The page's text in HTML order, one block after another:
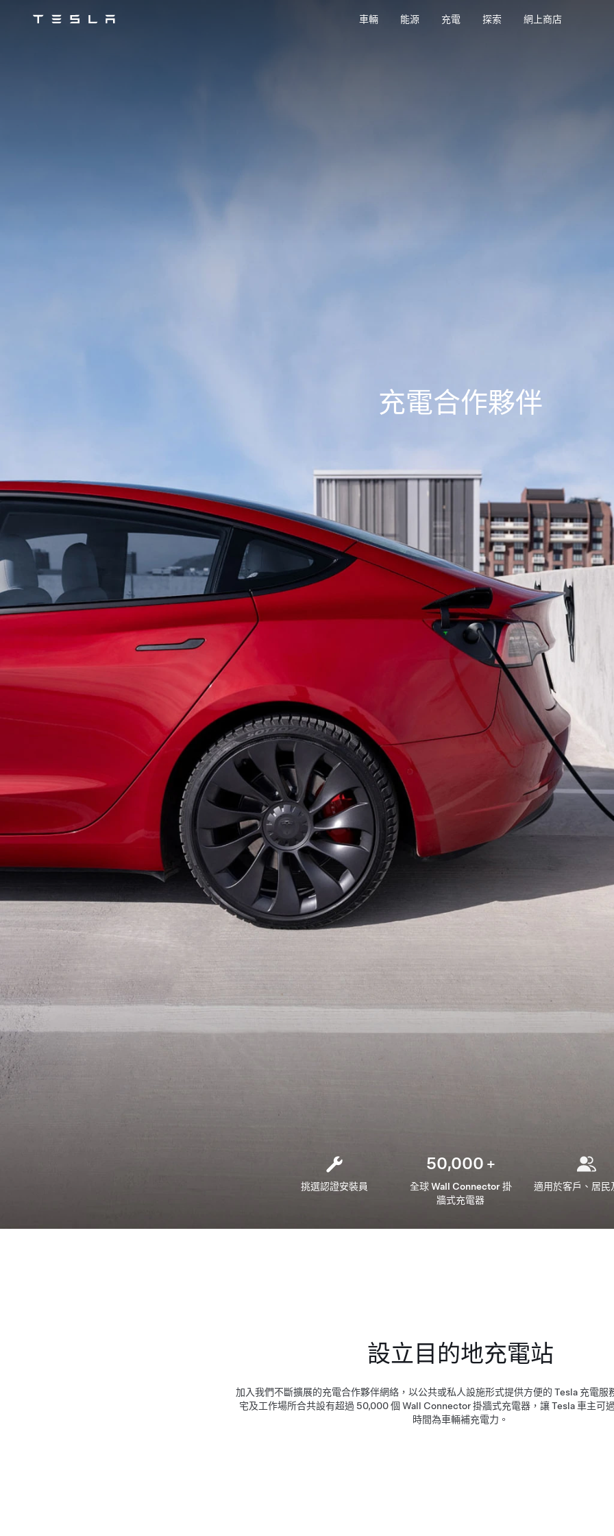
Tesla 車輛 能源 充電 探索 網上商店
充電合作夥伴
挑選認證安裝員
50,000 +
全球 Wall Connector 掛
牆式充電器
適用於客戶、居民
設立目的地充電站
加入我們不斷擴展的充電合作夥伴網絡，以公共或私人設施形式提供方便的 Tesla 充電服
宅及工作場所合共設有超過 50,000 個 Wall Connector 掛牆式充電器，讓 Tesla 車主可
時間為車輛補充電力。